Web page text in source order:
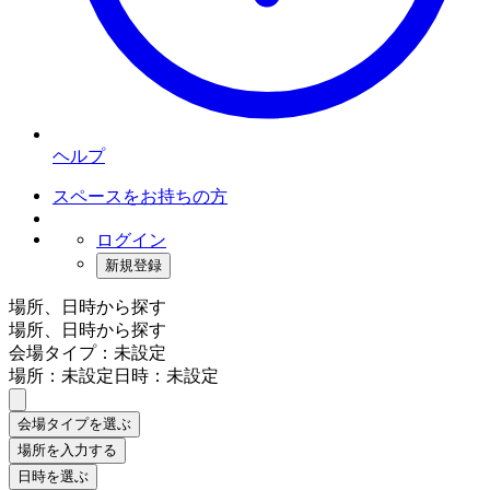
ヘルプ
スペースをお持ちの方
ログイン
新規登録
場所、日時から探す
場所、日時から探す
会場タイプ：未設定
場所：未設定日時：未設定
会場タイプを選ぶ
場所を入力する
日時を選ぶ